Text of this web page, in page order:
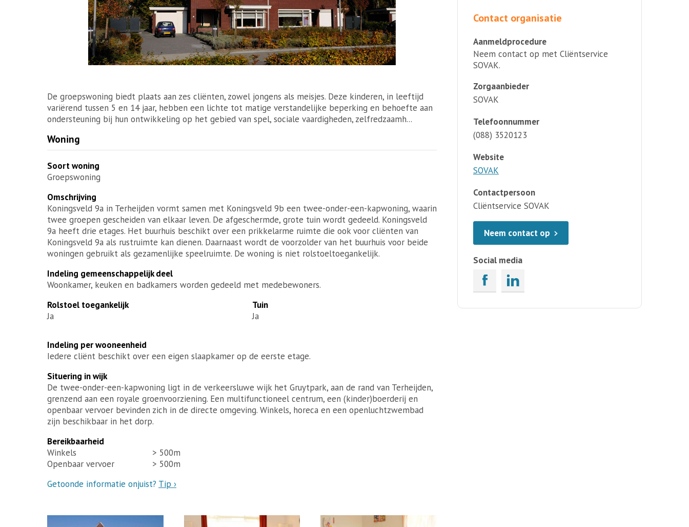
De groepswoning biedt plaats aan zes cliënten, zowel jongens als meisjes. Deze kinderen, in leeftijd
variërend tussen 5 en 14 jaar, hebben een lichte tot matige verstandelijke beperking en behoefte aan
ondersteuning bij hun ontwikkeling op het gebied van spel, sociale vaardigheden, zelfredzaamh...
Woning
Soort woning
Groepswoning
Omschrijving
Koningsveld 9a in Terheijden vormt samen met Koningsveld 9b een twee-onder-een-kapwoning, waarin
twee groepen gescheiden van elkaar leven. De afgeschermde, grote tuin wordt gedeeld. Koningsveld
9a heeft drie etages. Het buurhuis beschikt over een prikkelarme ruimte die ook voor cliënten van
Koningsveld 9a als rustruimte kan dienen. Daarnaast wordt de voorzolder van het buurhuis voor beide
woningen gebruikt als gezamenlijke speelruimte. De woning is niet rolstoeltoegankelijk.
Indeling gemeenschappelijk deel
Woonkamer, keuken en badkamers worden gedeeld met medebewoners.
Rolstoel toegankelijk
Ja
Tuin
Ja
Indeling per wooneenheid
Iedere cliënt beschikt over een eigen slaapkamer op de eerste etage.
Situering in wijk
De twee-onder-een-kapwoning ligt in de verkeersluwe wijk het Gruytpark, aan de rand van Terheijden,
grenzend aan een royale groenvoorziening. Een multifunctioneel centrum, een (kinder)boerderij en
openbaar vervoer bevinden zich in de directe omgeving. Winkels, horeca en een openluchtzwembad
zijn beschikbaar in het dorp.
Bereikbaarheid
Winkels
> 500m
Openbaar vervoer
> 500m
Getoonde informatie onjuist? Tip ›
Contact organisatie
Aanmeldprocedure
Neem contact op met Cliëntservice
SOVAK.
Zorgaanbieder
SOVAK
Telefoonnummer
(088) 3520123
Website
SOVAK
Contactpersoon
Cliëntservice SOVAK
Neem contact op
Social media